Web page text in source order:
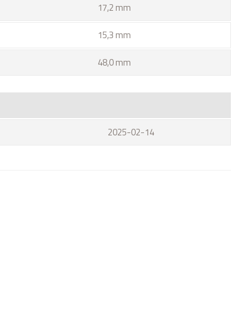
17,2 mm
15,3 mm
48,0 mm
2025-02-14